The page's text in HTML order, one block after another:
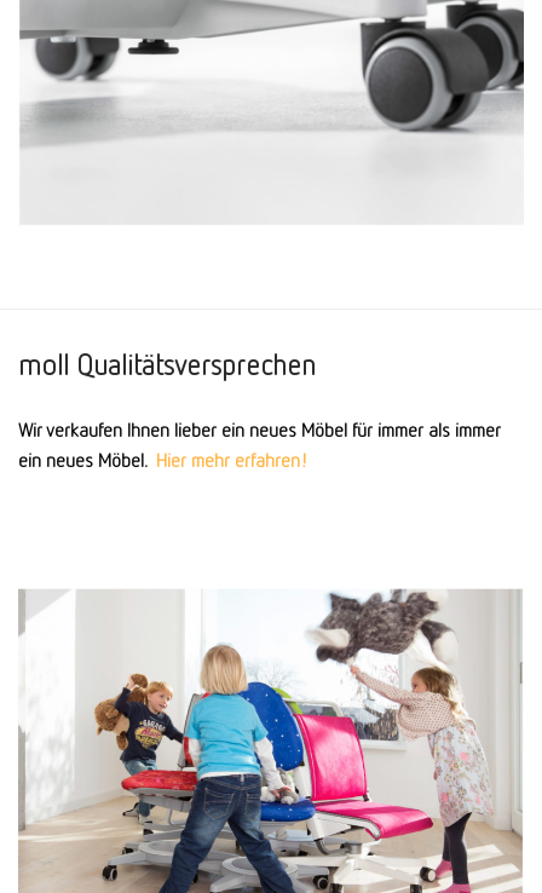
moll Qualitätsversprechen
Wir verkaufen Ihnen lieber ein neues Möbel für immer als immer
ein neues Möbel. Hier mehr erfahren!